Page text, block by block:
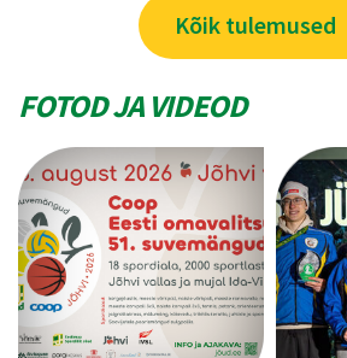
Kõik tulemused
FOTOD JA VIDEOD